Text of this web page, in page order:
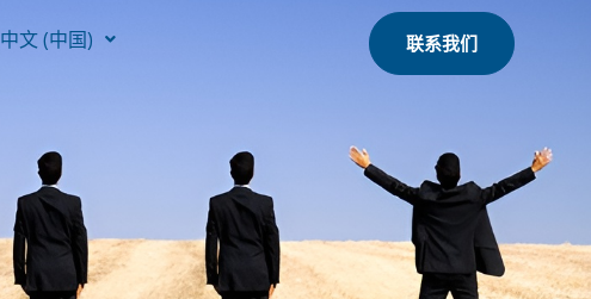
中文 (中国) 联系我们